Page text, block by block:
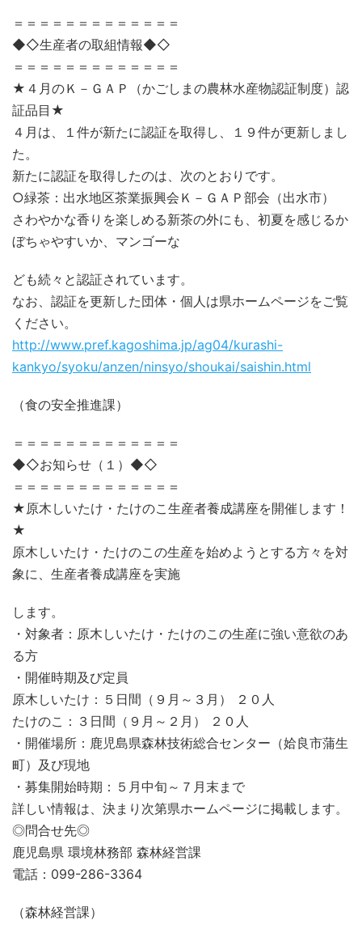
＝＝＝＝＝＝＝＝＝＝＝＝＝
◆◇生産者の取組情報◆◇
＝＝＝＝＝＝＝＝＝＝＝＝＝
★４月のＫ－ＧＡＰ（かごしまの農林水産物認証制度）認
証品目★
４月は、１件が新たに認証を取得し、１９件が更新しまし
た。
新たに認証を取得したのは、次のとおりです。
○緑茶：出水地区茶業振興会Ｋ－ＧＡＰ部会（出水市）
さわやかな香りを楽しめる新茶の外にも、初夏を感じるか
ぼちゃやすいか、マンゴーな
ども続々と認証されています。
なお、認証を更新した団体・個人は県ホームページをご覧
ください。
http://www.pref.kagoshima.jp/ag04/kurashi-
kankyo/syoku/anzen/ninsyo/shoukai/saishin.html
（食の安全推進課）
＝＝＝＝＝＝＝＝＝＝＝＝＝
◆◇お知らせ（１）◆◇
＝＝＝＝＝＝＝＝＝＝＝＝＝
★原木しいたけ・たけのこ生産者養成講座を開催します！
★
原木しいたけ・たけのこの生産を始めようとする方々を対
象に、生産者養成講座を実施
します。
・対象者：原木しいたけ・たけのこの生産に強い意欲のあ
る方
・開催時期及び定員
原木しいたけ：５日間（９月～３月） ２０人
たけのこ：３日間（９月～２月） ２０人
・開催場所：鹿児島県森林技術総合センター（姶良市蒲生
町）及び現地
・募集開始時期：５月中旬～７月末まで
詳しい情報は、決まり次第県ホームページに掲載します。
◎問合せ先◎
鹿児島県 環境林務部 森林経営課
電話：099-286-3364
（森林経営課）